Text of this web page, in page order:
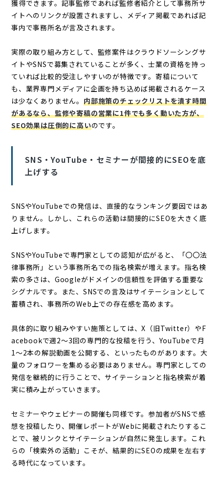
獲得できます。記事監修であれば監修者紹介として事務所サ
イトへのリンクが設置されますし、メディア掲載であれば記
事内で事務所名が言及されます。
実際の取り組み方として、監修案件はクラウドソーシングサ
イトやSNSで募集されていることが多く、士業の資格を持っ
ていれば比較的受注しやすいのが特徴です。寄稿について
も、業界専門メディアに企画を持ち込めば掲載されるケース
は少なくありません。 内部施策のチェックリストを潰す時間
があるなら、監修や寄稿の営業に1件でも多く動いた方が、
SEO効果は圧倒的に高いのです。
SNS・YouTube・セミナーが間接的にSEOを底
上げする
SNSやYouTubeでの発信は、直接的なランキング要因ではあ
りません。しかし、これらの活動は間接的にSEOを大きく底
上げします。
SNSやYouTubeで専門家としての認知が広がると、「〇〇法
律事務所」という事務所名での指名検索が増えます。指名検
索の多さは、Googleがドメインの信頼性を評価する重要な
シグナルです。また、SNSでの言及はサイテーションとして
蓄積され、事務所のWeb上での存在感を高めます。
具体的に取り組みやすい施策としては、X（旧Twitter）やF
acebookで週2〜3回の専門的な投稿を行う、YouTubeで月
1〜2本の解説動画を公開する、といったものがあります。大
量のフォロワーを集める必要はありません。専門家としての
発信を継続的に行うことで、サイテーションと指名検索が着
実に積み上がっていきます。
セミナーやウェビナーの開催も同様です。参加者がSNSで感
想を投稿したり、開催レポートがWebに掲載されたりするこ
とで、被リンクとサイテーションが自然に発生します。これ
らの「検索外の活動」こそが、結果的にSEOの成果を左右す
る時代になっています。